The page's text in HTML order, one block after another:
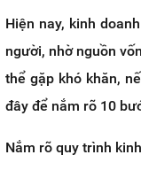
Hiện nay, kinh
người, nhờ nguồn
thể gặp khó khăn,
đây để nắm rõ 10
Nắm rõ quy trình